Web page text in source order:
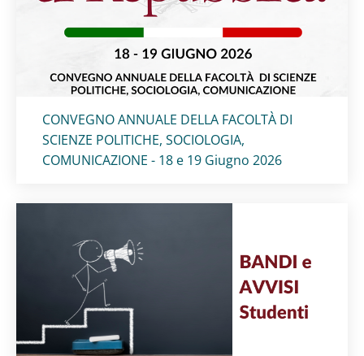
Titolo card:
CONVEGNO ANNUALE DELLA FACOLTÀ DI
SCIENZE POLITICHE, SOCIOLOGIA,
COMUNICAZIONE - 18 e 19 Giugno 2026